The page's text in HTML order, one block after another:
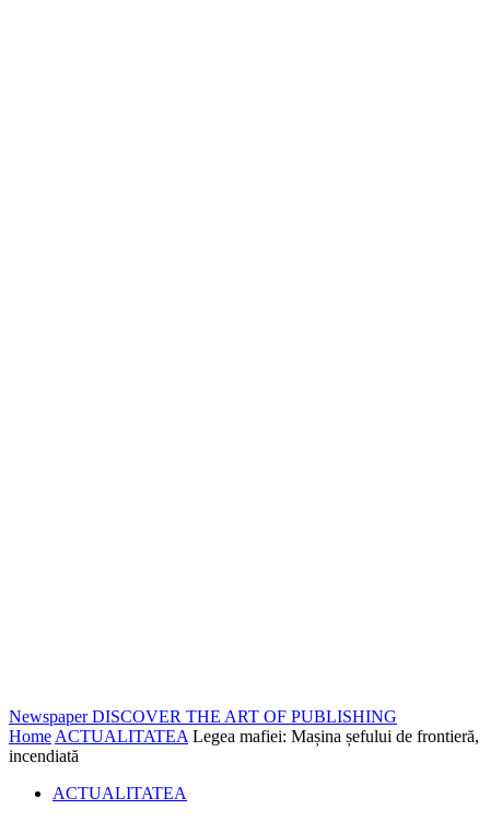
Newspaper DISCOVER THE ART OF PUBLISHING
Home ACTUALITATEA Legea mafiei: Mașina șefului de frontieră,
incendiată
ACTUALITATEA